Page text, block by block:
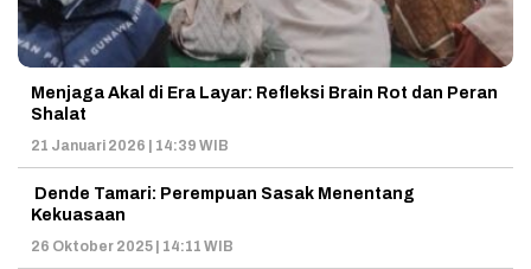
Menjaga Akal di Era Layar: Refleksi Brain Rot dan Peran
Shalat
21 Januari 2026 | 14:39 WIB
Dende Tamari: Perempuan Sasak Menentang
Kekuasaan
26 Oktober 2025 | 14:11 WIB